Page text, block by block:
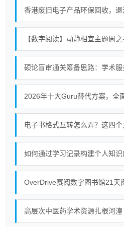
【数字阅读】动静相宜主题周
2026年十大Guru替代方案，全
电子书格式互转怎么弄？这四
如何通过学习记录构建个人知识